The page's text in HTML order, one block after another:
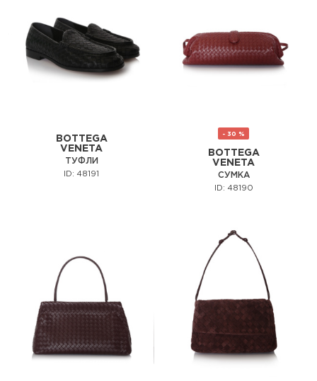
BOTTEGA
VENETA
ТУФЛИ
ID: 48191
- 30 %
BOTTEGA
VENETA
СУМКА
ID: 48190